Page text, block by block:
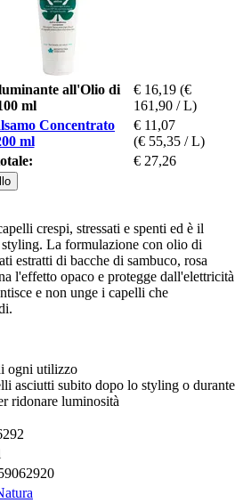
all'Olio di
ml
€ 16,19 (€
161,90 / L)
Concentrato
ml
€ 11,07
(€ 55,35 / L)
€ 27,26
crespi, stressati e spenti ed è il
La formulazione con olio di
estratti di bacche di sambuco, rosa
l'effetto opaco e protegge dall'elettricità
e non unge i capelli che
ogni utilizzo
asciutti subito dopo lo styling o durante
ridonare luminosità